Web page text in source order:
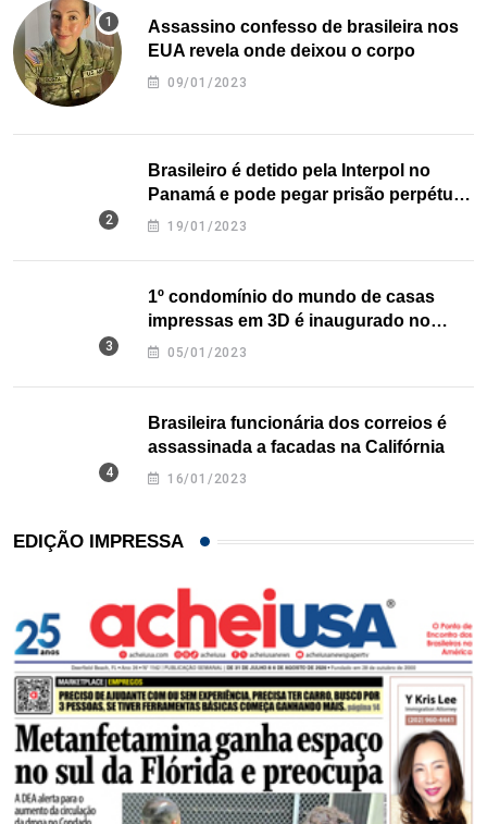
Assassino confesso de brasileira nos
EUA revela onde deixou o corpo
09/01/2023
Brasileiro é detido pela Interpol no
Panamá e pode pegar prisão perpétua
nos EUA
19/01/2023
1º condomínio do mundo de casas
impressas em 3D é inaugurado no
Texas
05/01/2023
Brasileira funcionária dos correios é
assassinada a facadas na Califórnia
16/01/2023
EDIÇÃO IMPRESSA